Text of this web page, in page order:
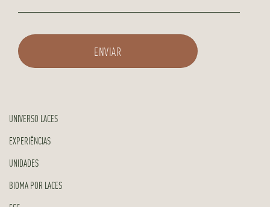
UNIVERSO LACES
EXPERIÊNCIAS
UNIDADES
BIOMA POR LACES